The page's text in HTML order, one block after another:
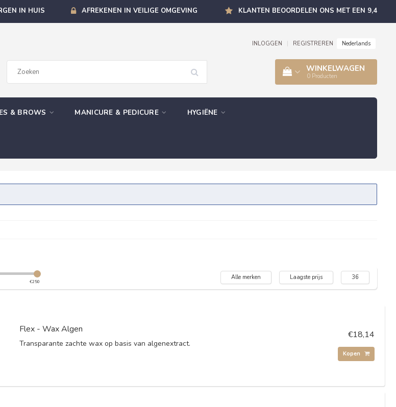
IN HUIS AFREKENEN IN VEILIGE OMGEVING KLANTEN BEOORDELEN ONS MET EEN 9,4
INLOGGEN REGISTREREN Nederlands
WINKELWAGEN
0 Producten
& BROWS MANICURE & PEDICURE HYGIËNE
€250
Alle merken Laagste prijs 36
Flex - Wax Algen
Transparante zachte wax op basis van algenextract.
€18,14
Kopen